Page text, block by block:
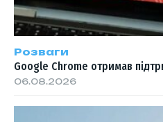
Розваги
Google Chrome отримав
06.08.2026